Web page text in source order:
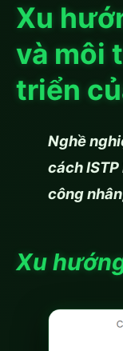
Xu
và môi
triển
Nghề
cách
công
Xu